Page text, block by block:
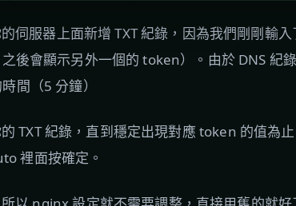
伺服器上面新增 TXT 紀錄，因為我們剛剛輸
後會顯示另外一個的 token）。由於 DNS 紀
間（5 分鐘）
TXT 紀錄，直到穩定出現對應 token 的值為
裡面按確定。